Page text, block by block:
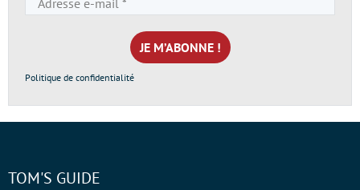
e-
mail
*
Politique de confidentialité
TOM'S GUIDE